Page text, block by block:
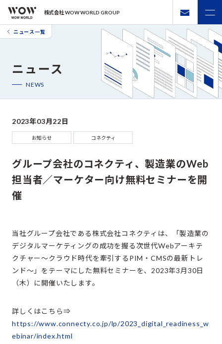
株式会社 WOW WORLD GROUP
ニュース一覧
ニュース
NEWS
2023年03月22日
お知らせ コネクティ
グループ会社のコネクティ、製造業のWeb
担当者／マーケター向け無料セミナーを開
催
当社グループ会社である株式会社コネクティは、「製造業の
デジタルマーケティングの成功を握る次世代Webアーキテ
クチャー～クラウド時代を牽引するPIM・CMSの最新トレ
ンド～」をテーマにした無料セミナーを、2023年3月30日
（木）に開催いたします。
詳しくはこちら⇒
https://www.connecty.co.jp/lp/2023_digital_readiness_w
ebinar/index.html